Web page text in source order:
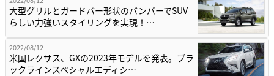
大型グリルとガードバー形状のバンパーでSUV
らしい力強いスタイリングを実現！…
2022/08/12
米国レクサス、GXの2023年モデルを発表。ブラ
ックラインスペシャルエディシ…